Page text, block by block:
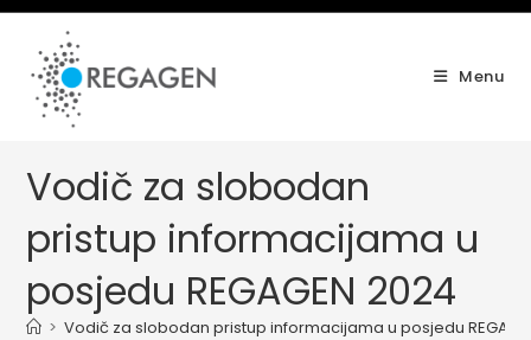
Skip
content
Menu
Vodič za slobodan
pristup informacijama u
posjedu REGAGEN 2024
> Vodič za slobodan pristup informacijama u posjedu